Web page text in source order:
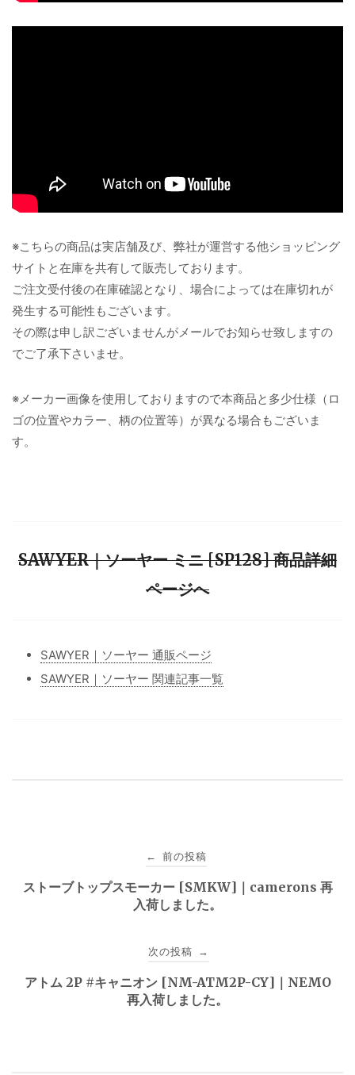
※こちらの商品は実店舗及び、弊社が運営する他ショッピング
サイトと在庫を共有して販売しております。
ご注文受付後の在庫確認となり、場合によっては在庫切れが
発生する可能性もございます。
その際は申し訳ございませんがメールでお知らせ致しますの
でご了承下さいませ。
※メーカー画像を使用しておりますので本商品と多少仕様（ロ
ゴの位置やカラー、柄の位置等）が異なる場合もございま
す。
SAWYER｜ソーヤー ミニ [SP128] 商品詳細
ページへ
SAWYER｜ソーヤー 通販ページ
SAWYER｜ソーヤー 関連記事一覧
稿
ゲ
← 前の投稿
ストーブトップスモーカー [SMKW]｜camerons 再
入荷しました。
次の投稿 →
アトム 2P #キャニオン [NM-ATM2P-CY]｜NEMO
再入荷しました。